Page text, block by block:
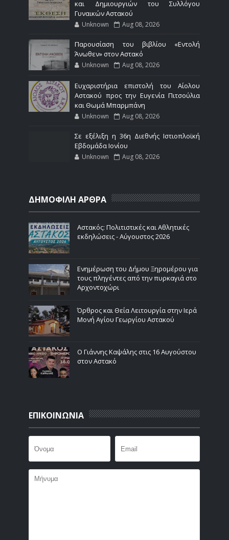
και Δημιουργιών του Συλλόγου
Γυναικών Αστακού
Unknown Aug 08, 2026
Παρουσίαση του βιβλίου «Εντολή
Άνωθεν» στον Αστακό
Unknown Aug 08, 2026
Ευχαριστήρια επιστολή του Αίολου
Αστακού προς την Ευγενία Πιτσούλια
και Θωμά Μπαρμπάνη
Unknown Aug 08, 2026
Σε εξέλιξη η 36η Διεθνής Ιστιοπλοϊκή
Εβδομάδα Ιονίου
Unknown Aug 08, 2026
ΔΗΜΟΦΙΛΗ ΑΡΘΡΑ
Αστακός: Πολιτιστικές και Αθλητικές
εκδηλώσεις - Αύγουστος 2026
Ενημέρωση του Δήμου Ξηρομέρου για
τους πληγέντες από την πυρκαγιά στο
Αρχοντοχώρι
Όρθρος και Θεία Λειτουργία στην Ιερά
Μονή Αγίου Γεωργίου Αστακού
Ο Γιάννης Καψάλης στις 16 Αυγούστου
στον Αστακό
ΕΠΙΚΟΙΝΩΝΙΑ